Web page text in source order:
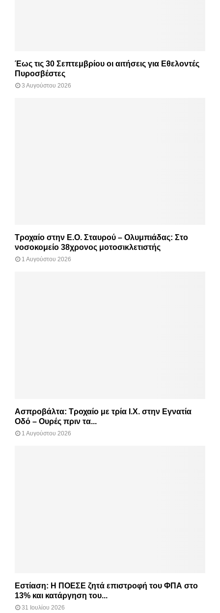
Έως τις 30 Σεπτεμβρίου οι αιτήσεις για Εθελοντές
Πυροσβέστες
3 Αυγούστου 2026
Τροχαίο στην Ε.Ο. Σταυρού – Ολυμπιάδας: Στο
νοσοκομείο 38χρονος μοτοσικλετιστής
1 Αυγούστου 2026
Ασπροβάλτα: Τροχαίο με τρία Ι.Χ. στην Εγνατία
Οδό – Ουρές πριν τα...
1 Αυγούστου 2026
Εστίαση: Η ΠΟΕΣΕ ζητά επιστροφή του ΦΠΑ στο
13% και κατάργηση του...
31 Ιουλίου 2026